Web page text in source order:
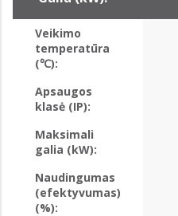
Veikimo
temperatūra
(℃):
Apsaugos
klasė (IP):
Maksimali
galia (kW):
Naudingumas
(efektyvumas)
(%):